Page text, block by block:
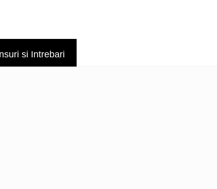
si Intrebari